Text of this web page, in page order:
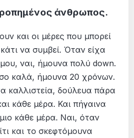
άνθρωπος.
και οι μέρες που μπορεί
να συμβεί. Όταν είχα
ναι, ήμουνα πολύ down.
καλά, ήμουνα 20 χρόνων.
καλλιστεία, δούλευα πάρα
κάθε μέρα. Και πήγαινα
κάθε μέρα. Ναι, όταν
και το σκεφτόμουνα